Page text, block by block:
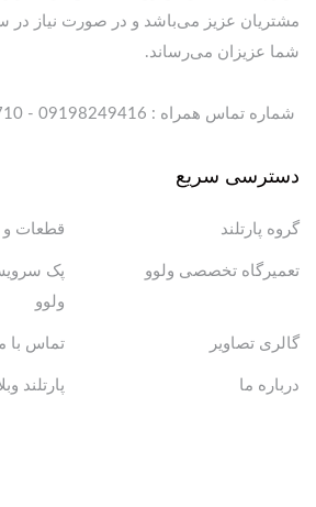
مشتریان عزیز می‌باشد و در صورت نیاز در
شما عزیزان می‌رساند.
شماره تماس همراه : 09198249416 - 09126361710
دسترسی سریع
گروه پارتلند قطعات و
تعمیرگاه تخصصی ولوو
پک
ولوو
گالری تصاویر تماس با
درباره ما پارتلند